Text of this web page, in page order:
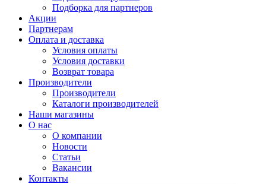
Подборка для партнеров
Акции
Партнерам
Оплата и доставка
Условия оплаты
Условия доставки
Возврат товара
Производители
Производители
Каталоги производителей
Наши магазины
О нас
О компании
Новости
Статьи
Вакансии
Контакты